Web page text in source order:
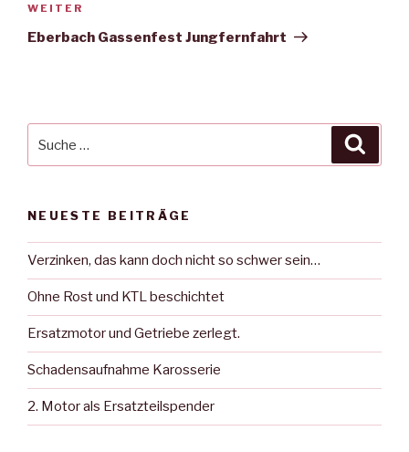
Nächster
Beitrag
WEITER
Eberbach Gassenfest Jungfernfahrt
nach:
NEUESTE BEITRÄGE
Verzinken, das kann doch nicht so schwer sein…
Ohne Rost und KTL beschichtet
Ersatzmotor und Getriebe zerlegt.
Schadensaufnahme Karosserie
2. Motor als Ersatzteilspender